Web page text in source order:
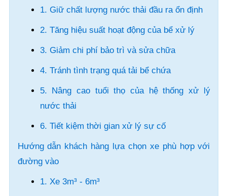
1. Giữ chất lượng nước thải đầu ra ổn định
2. Tăng hiệu suất hoạt động của bể xử lý
3. Giảm chi phí bảo trì và sửa chữa
4. Tránh tình trạng quá tải bể chứa
5. Nâng cao tuổi thọ của hệ thống xử lý
nước thải
6. Tiết kiệm thời gian xử lý sự cố
Hướng dẫn khách hàng lựa chọn xe phù hợp với
đường vào
1. Xe 3m³ - 6m³